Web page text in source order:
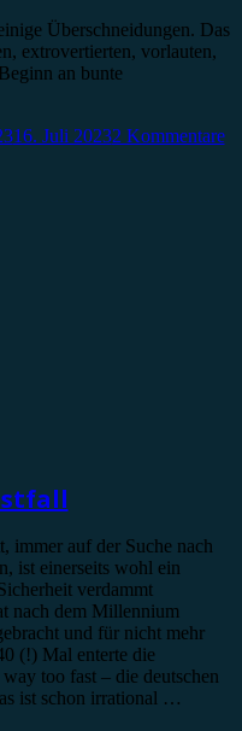
Überschneidungen. Das
extrovertierten, vorlauten,
an bunte
16. Juli 20232 Kommentare
immer auf der Suche nach
ist einerseits wohl ein
verdammt
nach dem Millennium
und für nicht mehr
(!) Mal enterte die
too fast – die deutschen
ist schon irrational …